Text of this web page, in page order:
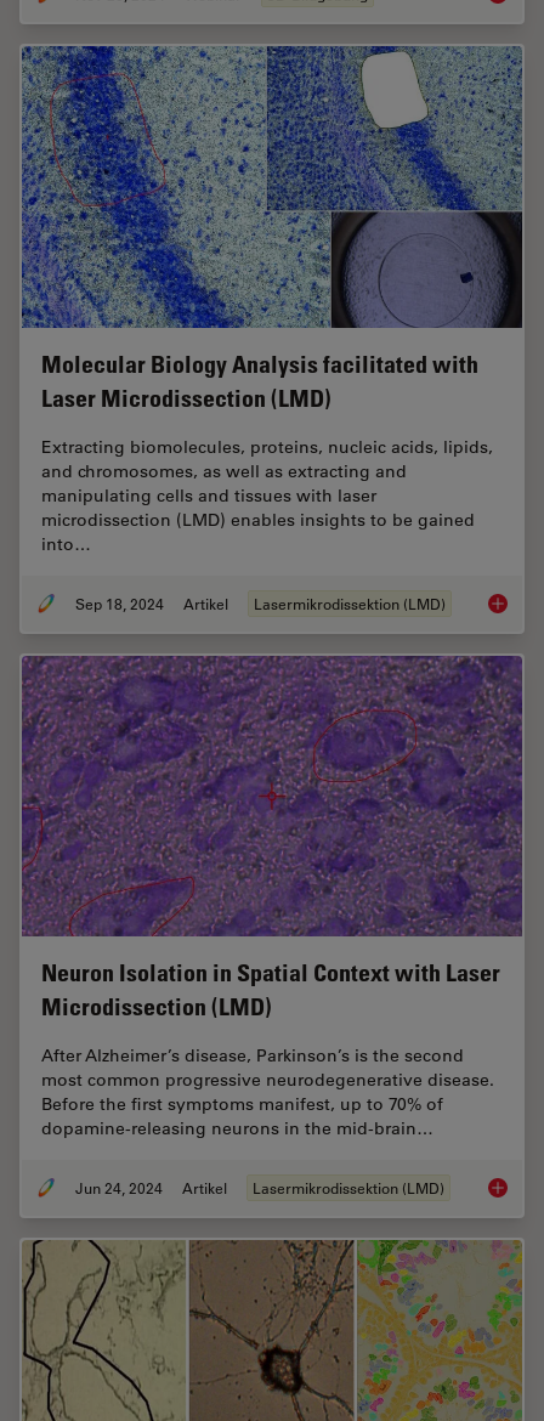
Molecular Biology Analysis facilitated with
Laser Microdissection (LMD)
Extracting biomolecules, proteins, nucleic acids, lipids,
and chromosomes, as well as extracting and
manipulating cells and tissues with laser
microdissection (LMD) enables insights to be gained
into…
Sep 18, 2024 Artikel Lasermikrodissektion (LMD)
Neuron Isolation in Spatial Context with Laser
Microdissection (LMD)
After Alzheimer’s disease, Parkinson’s is the second
most common progressive neurodegenerative disease.
Before the first symptoms manifest, up to 70% of
dopamine-releasing neurons in the mid-brain…
Jun 24, 2024 Artikel Lasermikrodissektion (LMD) Neuron